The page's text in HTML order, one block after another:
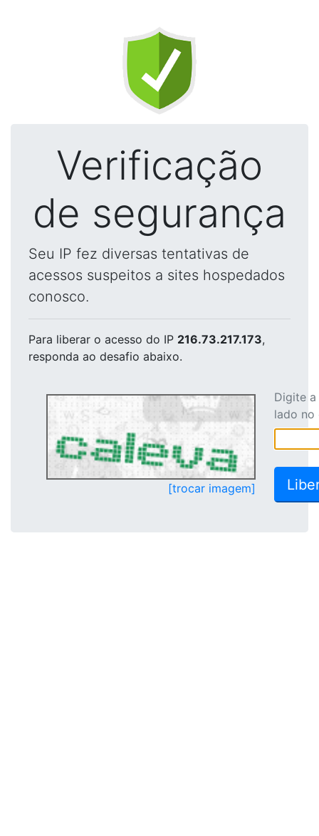
Verificação
de segurança
Seu IP fez diversas tentativas de
acessos suspeitos a sites hospedados
conosco.
Para liberar o acesso do IP 216.73.217.173,
responda ao desafio abaixo.
[trocar imagem]
Digite
lado no